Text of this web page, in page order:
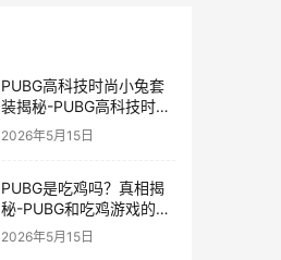
PUBG高科技时尚小兔套
装揭秘-PUBG高科技时尚
小兔套装的潮流与科技结
2026年5月15日
PUBG是吃鸡吗？真相揭
秘-PUBG和吃鸡游戏的区
别与联系
2026年5月15日